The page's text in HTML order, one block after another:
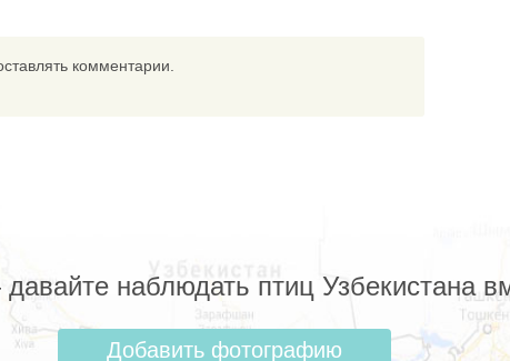
комментарии.
наблюдать птиц Узбекистана
Добавить фотографию